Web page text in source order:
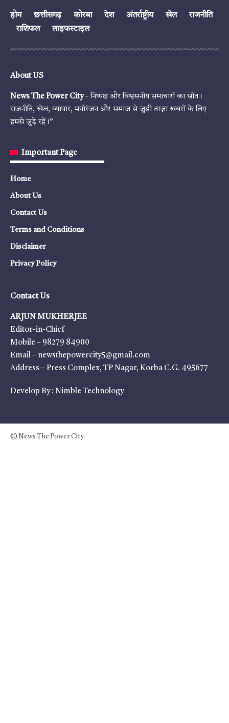
होम छत्तीसगढ़ कोरबा देश अंतर्राष्ट्रीय खेल
राजनीति
राशिफल
लाइफस्टाइल
About US
News The Power City– निष्पक्ष और विश्वसनीय समाचारों का स्रोत।
राजनीति, खेल, व्यापार, मनोरंजन और समाज से जुड़ी ताज़ा खबरों के लिए
हमसे जुड़े रहें।”
Important Page
Home
About Us
Contact Us
Terms and Conditions
Disclaimer
Privacy Policy
Contact Us
ARJUN MUKHERJEE
Editor-in-Chief
Mobile – 98279 84900
Email – newsthepowercity5@gmail.com
Address – Press Complex, TP Nagar, Korba C.G. 495677
Develop By : Nimble Technology
© News The Power City